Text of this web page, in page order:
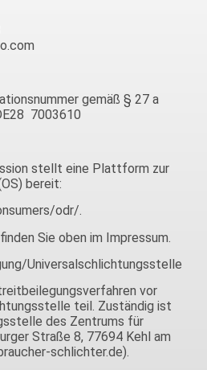
gemäß § 27 a
7003610
stellt eine Plattform zur
bereit:
odr/.
Sie oben im Impressum.
Universalschlichtungsstelle
vor
teil. Zuständig ist
des Zentrums für
Straße 8, 77694 Kehl am
schlichter.de).